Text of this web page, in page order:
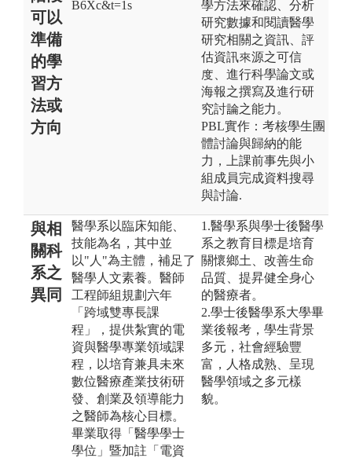
可以
準備
的學
習方
法或
方向
B6Xc&t=1s
學方法來確認、分析
研究數據和閱讀醫學
研究相關之資訊、評
估資訊來源之可信
度、進行科學論文或
海報之撰寫及進行研
究討論之能力。
PBL實作：考核學生團
體討論與歸納的能
力，上課前事先與小
組成員完成資料搜尋
與討論.
與相
關科
系之
異同
醫學系以臨床知能、
技能為名，其中並
以"人"為主體，補足了
醫學人文素養。醫師
工程師組規劃六年
「跨域雙專長課
程」，提供紮實的電
資與醫學專業領域課
程，以培育兼具未來
數位醫療產業技術研
發、創業及領導能力
之醫師為核心目標。
畢業取得「醫學學士
學位」暨加註「電資
1.醫學系與學士後醫學
系之教育目標是培育
關懷鄉土、改善生命
品質、提昇健全身心
的醫療者。
2.學士後醫學系大學畢
業後報考，學生背景
多元，社會經驗豐
富，人格成熟、呈現
醫學領域之多元樣
貌。